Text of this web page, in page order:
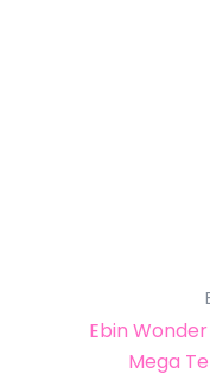
Ebin
Mega